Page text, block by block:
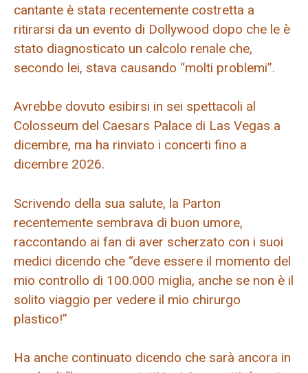
cantante è stata recentemente costretta a
ritirarsi da un evento di Dollywood dopo che le è
stato diagnosticato un calcolo renale che,
secondo lei, stava causando “molti problemi”.
Avrebbe dovuto esibirsi in sei spettacoli al
Colosseum del Caesars Palace di Las Vegas a
dicembre, ma ha rinviato i concerti fino a
dicembre 2026.
Scrivendo della sua salute, la Parton
recentemente sembrava di buon umore,
raccontando ai fan di aver scherzato con i suoi
medici dicendo che “deve essere il momento del
mio controllo di 100.000 miglia, anche se non è il
solito viaggio per vedere il mio chirurgo
plastico!”
Ha anche continuato dicendo che sarà ancora in